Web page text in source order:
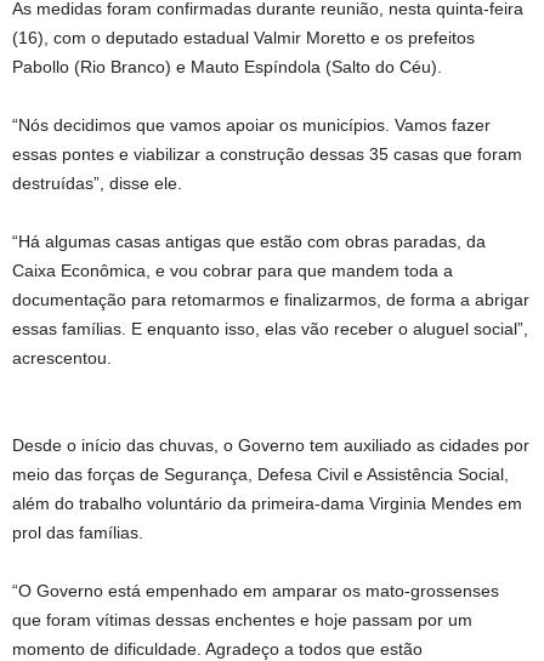
As medidas foram confirmadas durante reunião, nesta quinta-feira
(16), com o deputado estadual Valmir Moretto e os prefeitos
Pabollo (Rio Branco) e Mauto Espíndola (Salto do Céu).
“Nós decidimos que vamos apoiar os municípios. Vamos fazer
essas pontes e viabilizar a construção dessas 35 casas que foram
destruídas”, disse ele.
“Há algumas casas antigas que estão com obras paradas, da
Caixa Econômica, e vou cobrar para que mandem toda a
documentação para retomarmos e finalizarmos, de forma a abrigar
essas famílias. E enquanto isso, elas vão receber o aluguel social”,
acrescentou.
Desde o início das chuvas, o Governo tem auxiliado as cidades por
meio das forças de Segurança, Defesa Civil e Assistência Social,
além do trabalho voluntário da primeira-dama Virginia Mendes em
prol das famílias.
“O Governo está empenhado em amparar os mato-grossenses
que foram vítimas dessas enchentes e hoje passam por um
momento de dificuldade. Agradeço a todos que estão